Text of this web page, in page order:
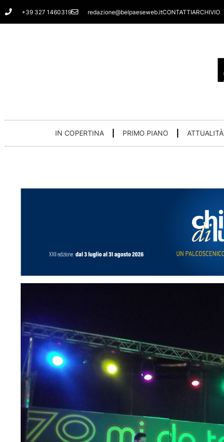
Vai
al
+39 327 1460319 redazione@belpaeseweb.itCONTATTIARCHIVIO
IN COPERTINA PRIMO PIANO ATTUALITÀ